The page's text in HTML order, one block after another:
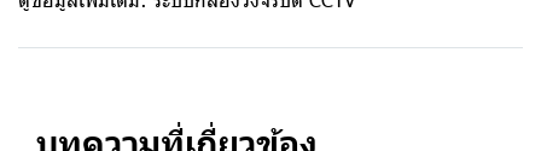
บทความที่เกี่ยวข้อง